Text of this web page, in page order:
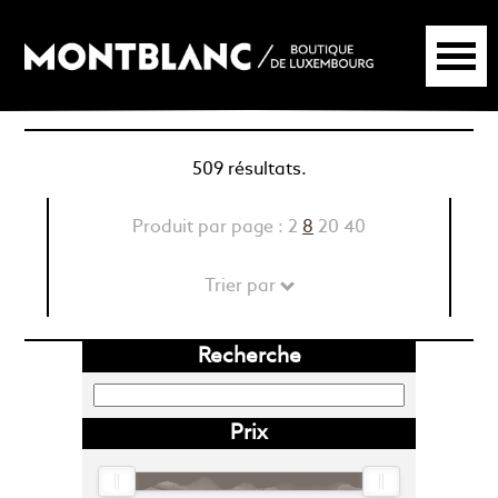
509 résultats.
Produit par page : 2 8 20 40
Trier par
Recherche
Prix